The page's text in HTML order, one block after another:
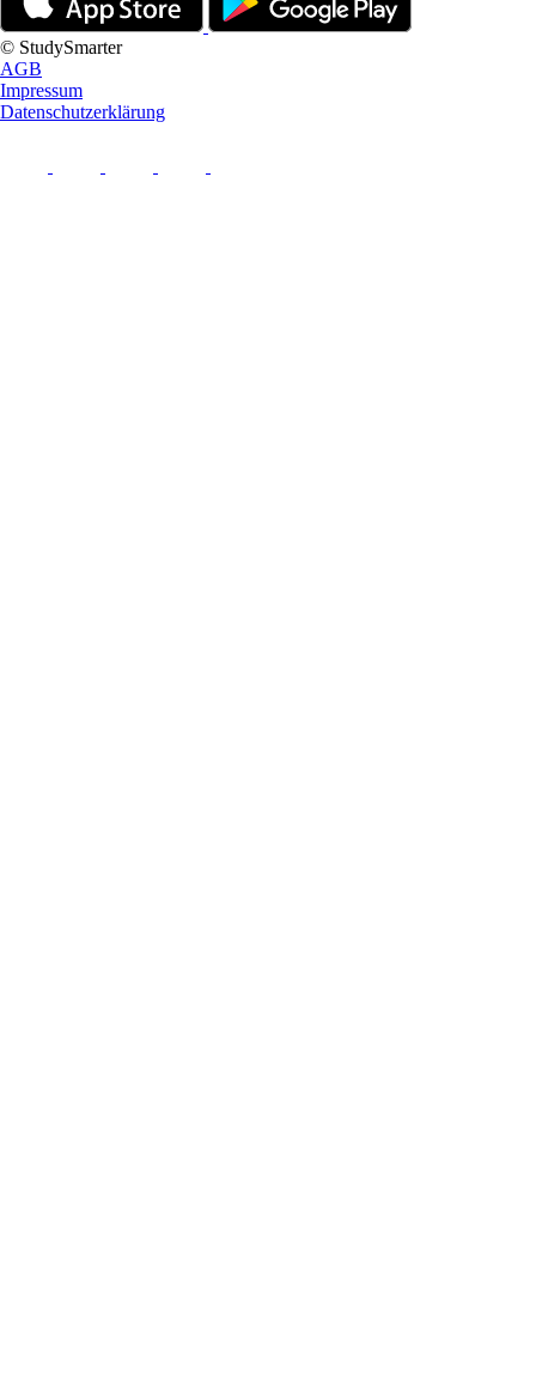
© StudySmarter
AGB
Impressum
Datenschutzerklärung